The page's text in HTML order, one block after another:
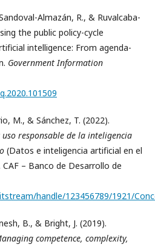
Almazán, R., & Ruvalcaba-
the public policy-cycle
intelligence: From agenda-
Government Information
M., & Sánchez, T. (2022).
responsable de la inteligencia
(Datos e inteligencia artificial en el
– Banco de Desarrollo de
handle/123456789/1921/
B., & Bright, J. (2019).
competence, complexity,